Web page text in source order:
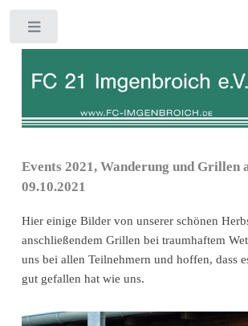
Events 2021, Wanderung und Grillen
09.10.2021
Hier einige Bilder von unserer schönen
anschließendem Grillen bei traumhaftem
uns bei allen Teilnehmern und hoffen, dass
gut gefallen hat wie uns.